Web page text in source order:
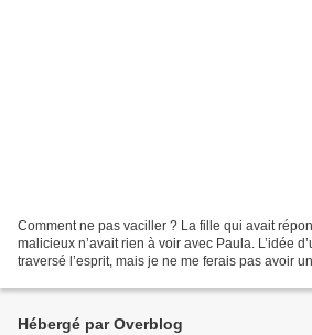
Comment ne pas vaciller ? La fille qui avait
malicieux n’avait rien à voir avec Paula. L’idée
traversé l’esprit, mais je ne me ferais pas avoir
Hébergé par Overblog